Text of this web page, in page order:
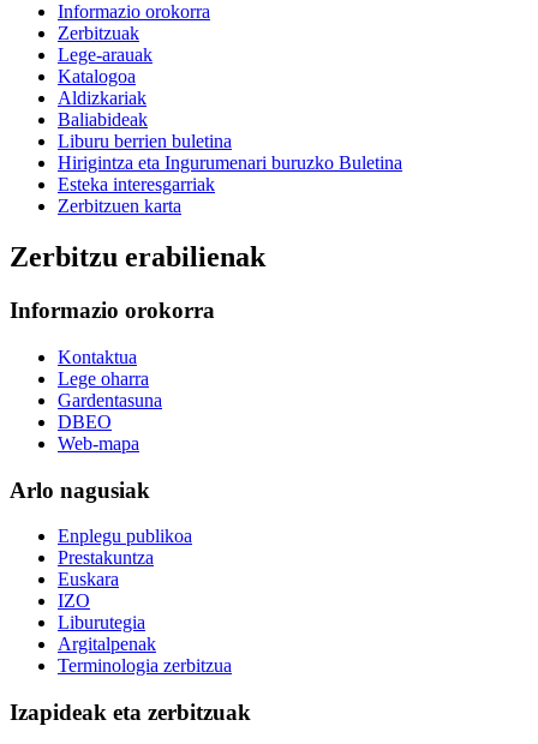
Informazio orokorra
Zerbitzuak
Lege-arauak
Katalogoa
Aldizkariak
Baliabideak
Liburu berrien buletina
Hirigintza eta Ingurumenari buruzko Buletina
Esteka interesgarriak
Zerbitzuen karta
Zerbitzu erabilienak
Informazio orokorra
Kontaktua
Lege oharra
Gardentasuna
DBEO
Web-mapa
Arlo nagusiak
Enplegu publikoa
Prestakuntza
Euskara
IZO
Liburutegia
Argitalpenak
Terminologia zerbitzua
Izapideak eta zerbitzuak